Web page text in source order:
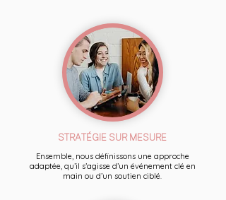
STRATÉGIE SUR MESURE
Ensemble, nous définissons une approche
adaptée, qu’il s’agisse d’un événement clé en
main ou d’un soutien ciblé.